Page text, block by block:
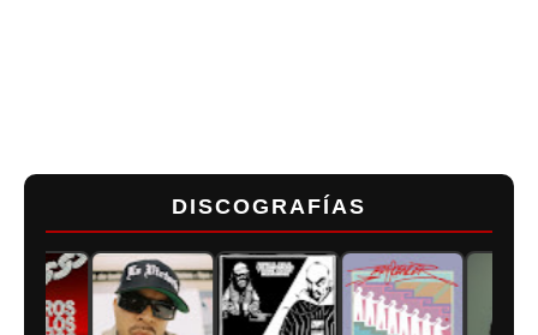
DISCOGRAFÍAS